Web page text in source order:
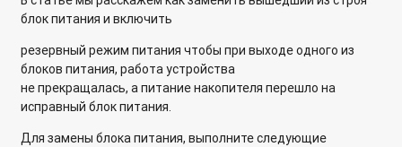
блок питания и включить
резервный режим питания чтобы при выходе одного из
блоков питания, работа устройства
не прекращалась, а питание накопителя перешло на
исправный блок питания.
Для замены блока питания, выполните следующие